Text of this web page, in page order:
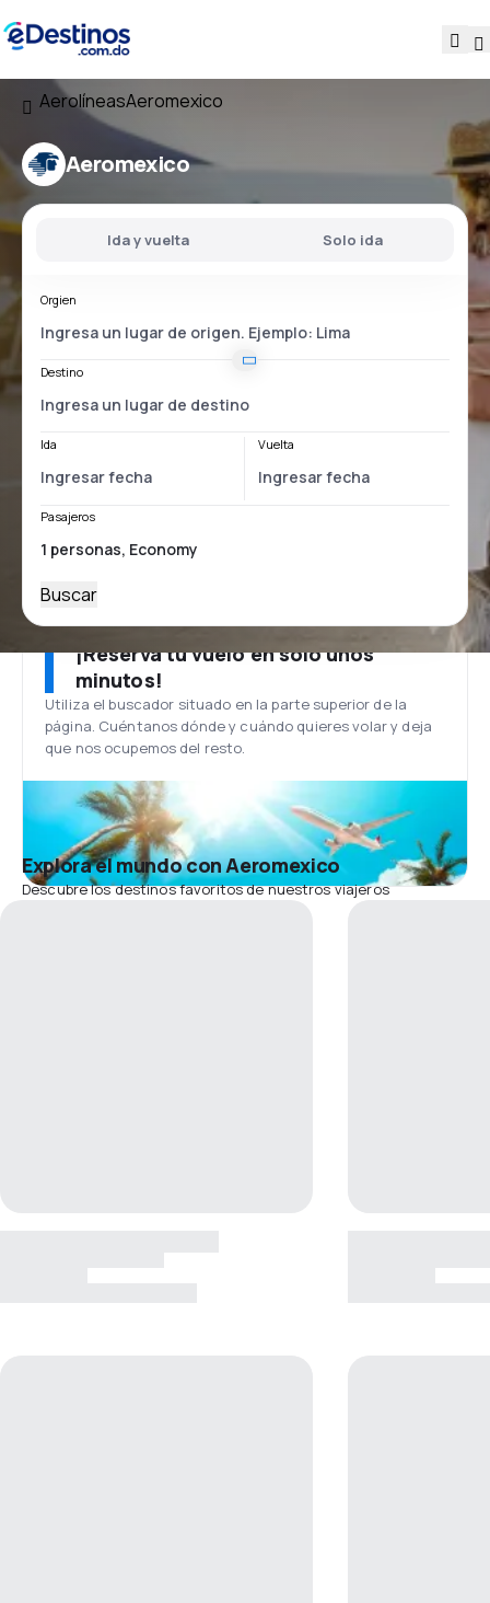
AerolíneasAeromexico
Aeromexico
Ida y vuelta Solo ida
Orgien
Destino
Ida Vuelta
Pasajeros
Buscar
¡Reserva tu vuelo en solo unos
minutos!
Utiliza el buscador situado en la parte superior de la
página. Cuéntanos dónde y cuándo quieres volar y deja
que nos ocupemos del resto.
Explora el mundo con Aeromexico
Descubre los destinos favoritos de nuestros viajeros